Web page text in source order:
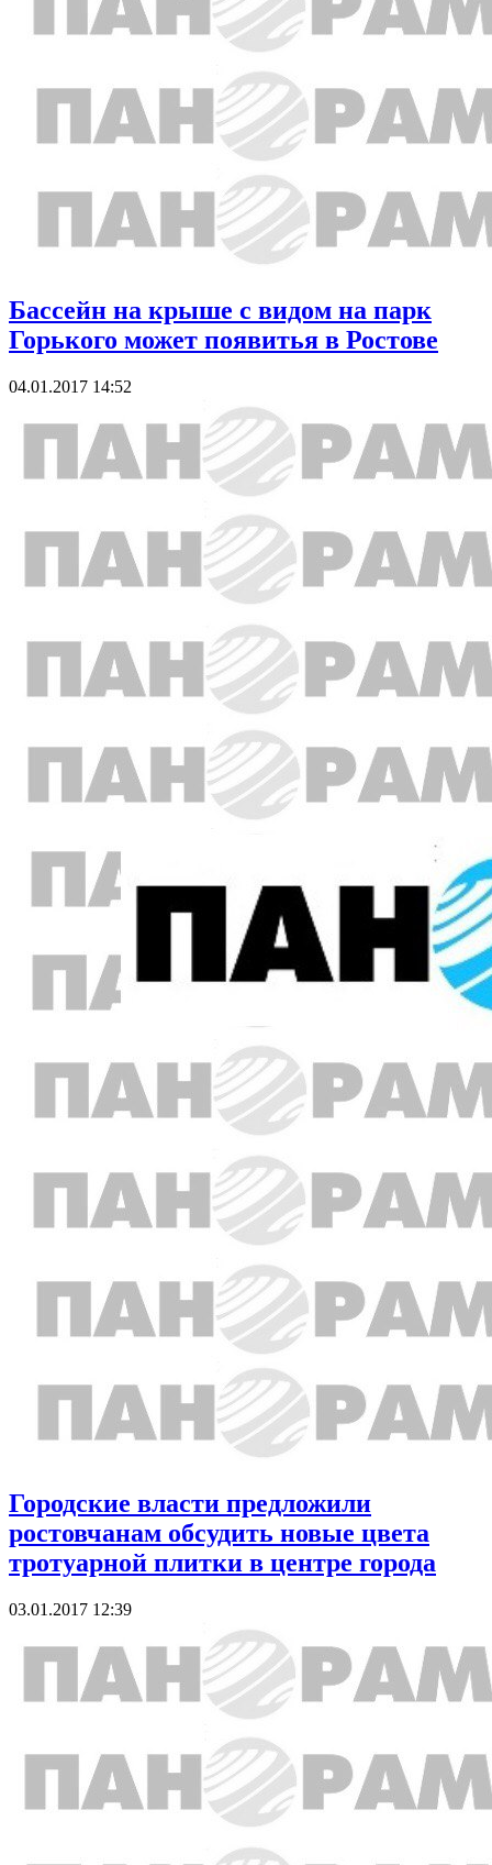
Бассейн на крыше с видом на парк
Горького может появитья в Ростове
04.01.2017 14:52
Городские власти предложили
ростовчанам обсудить новые цвета
тротуарной плитки в центре города
03.01.2017 12:39